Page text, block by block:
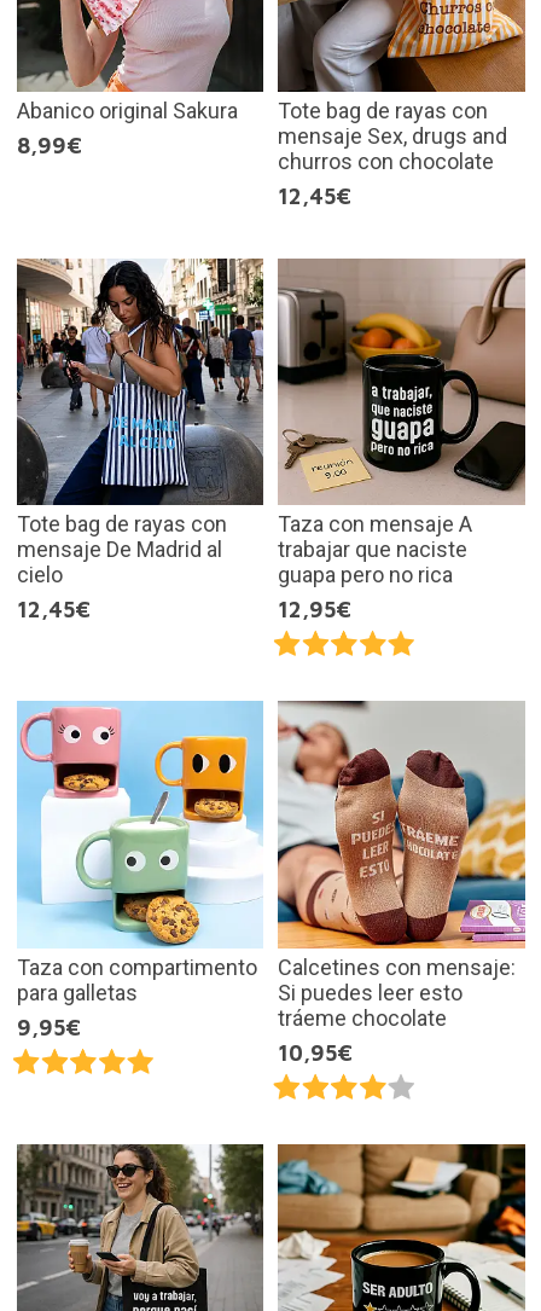
Abanico original Sakura
8,99€
Tote bag de rayas con
mensaje Sex, drugs and
churros con chocolate
12,45€
Tote bag de rayas con
mensaje De Madrid al
cielo
12,45€
Taza con mensaje A
trabajar que naciste
guapa pero no rica
12,95€
Taza con compartimento
para galletas
9,95€
Calcetines con mensaje:
Si puedes leer esto
tráeme chocolate
10,95€